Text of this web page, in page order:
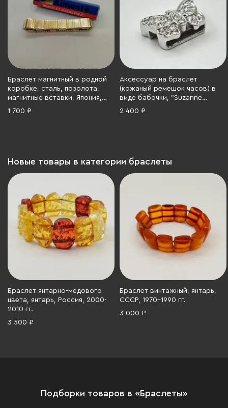
Браслет магнитный в родной
коробке, сталь, позолота,
магнитные вставки, Япония,
1990-2000 гг.
1 700 ₽
Аксессуар на браслет
(кожаный ремешок часов) в
виде бабочки, "Suzanne
Somers", Китай, металл,
2 400 ₽
Новые товары в категории браслеты
Браслет янтарно-медового
цвета, янтарь, Россия, 2000-
2010 гг.
3 500 ₽
Браслет винтажный, янтарь,
СССР, 1970-1990 гг.
3 000 ₽
Подборки товаров в «Браслеты»